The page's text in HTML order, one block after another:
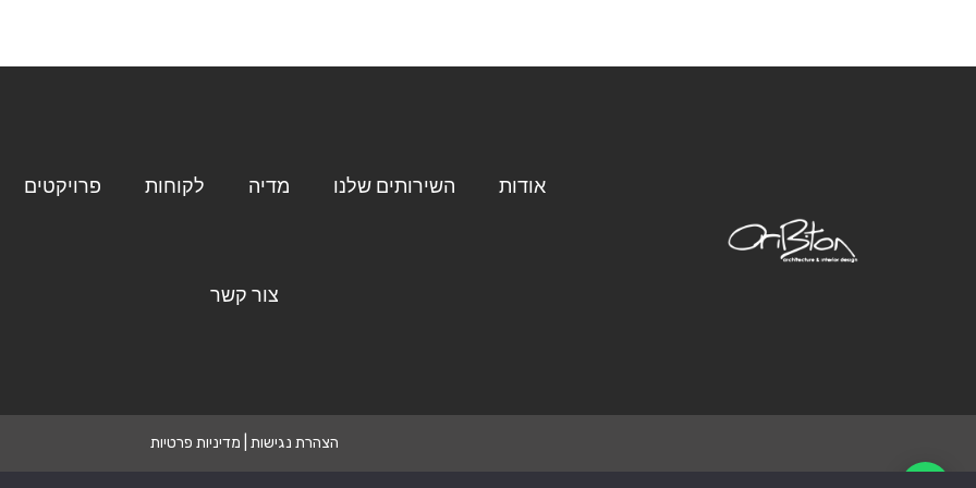
אודות השירותים שלנו מדיה לקוחות פרויקטים
צור קשר
הצהרת נגישות מדיניות פרטיות